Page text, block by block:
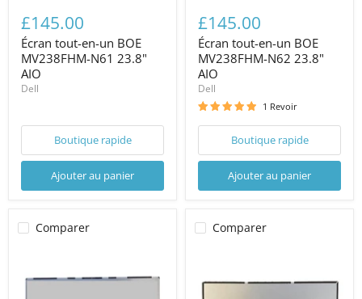
£145.00
Écran tout-en-un BOE
MV238FHM-N61 23.8"
AIO
Dell
Boutique rapide
Ajouter au panier
£145.00
Écran tout-en-un BOE
MV238FHM-N62 23.8"
AIO
Dell
1 Revoir
Boutique rapide
Ajouter au panier
Comparer Comparer